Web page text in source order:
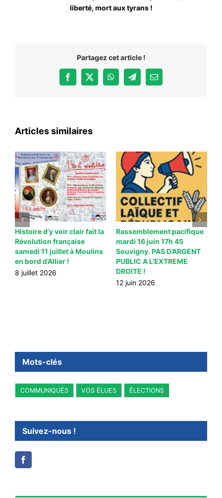
liberté, mort aux tyrans !
Partagez cet article !
Facebook
X WhatsAppTelegramEmail
Articles similaires
Histoire d’y voir clair fait la
Révolution française
samedi 11 juillet à Moulins
en bord d’Allier !
8 juillet 2026
Rassemblement pacifique
mardi 16 juin 17h 45
Souvigny. PAS D’ARGENT
PUBLIC A L’EXTREME
DROITE !
12 juin 2026
Mots-clés
COMMUNIQUÉS VOS ÉLUES ÉLECTIONS
Suivez-nous !